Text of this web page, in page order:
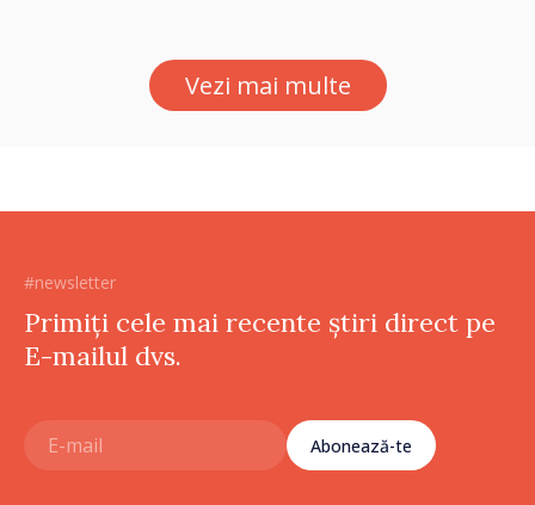
Vezi mai multe
#newsletter
Primiți cele mai recente știri direct pe
E-mailul dvs.
Abonează-te